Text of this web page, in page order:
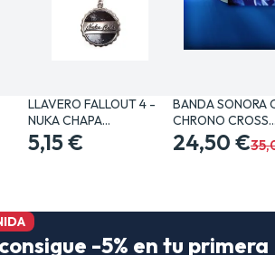
LLAVERO FALLOUT 4 -
NUKA CHAPA
MERCHANDISING…
5,15 €
BANDA SONORA
CHRONO CROSS
24,50 €
-5% en tu primera